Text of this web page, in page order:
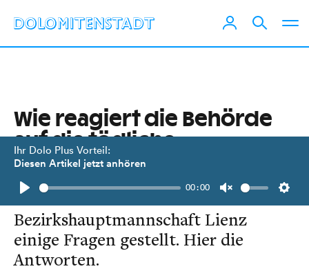
Ihr Dolo Plus Vorteil:
Diesen Artikel jetzt anhören
Play
00:00
Unmute
Wie reagiert die Behörde
auf die tödliche
Kuhattacke?
Wir haben der
Bezirkshauptmannschaft Lienz
einige Fragen gestellt. Hier die
Antworten.